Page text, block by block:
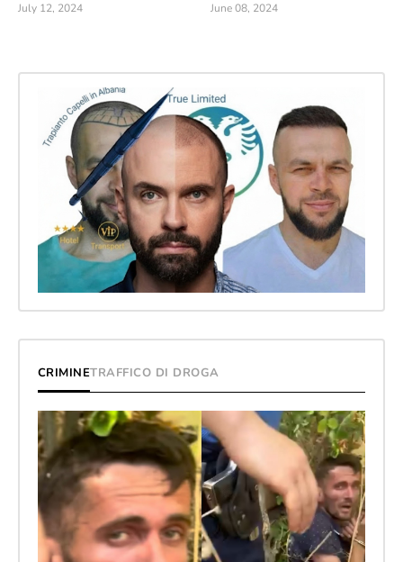
July 12, 2024 June 08, 2024
CRIMINETRAFFICO DI DROGA